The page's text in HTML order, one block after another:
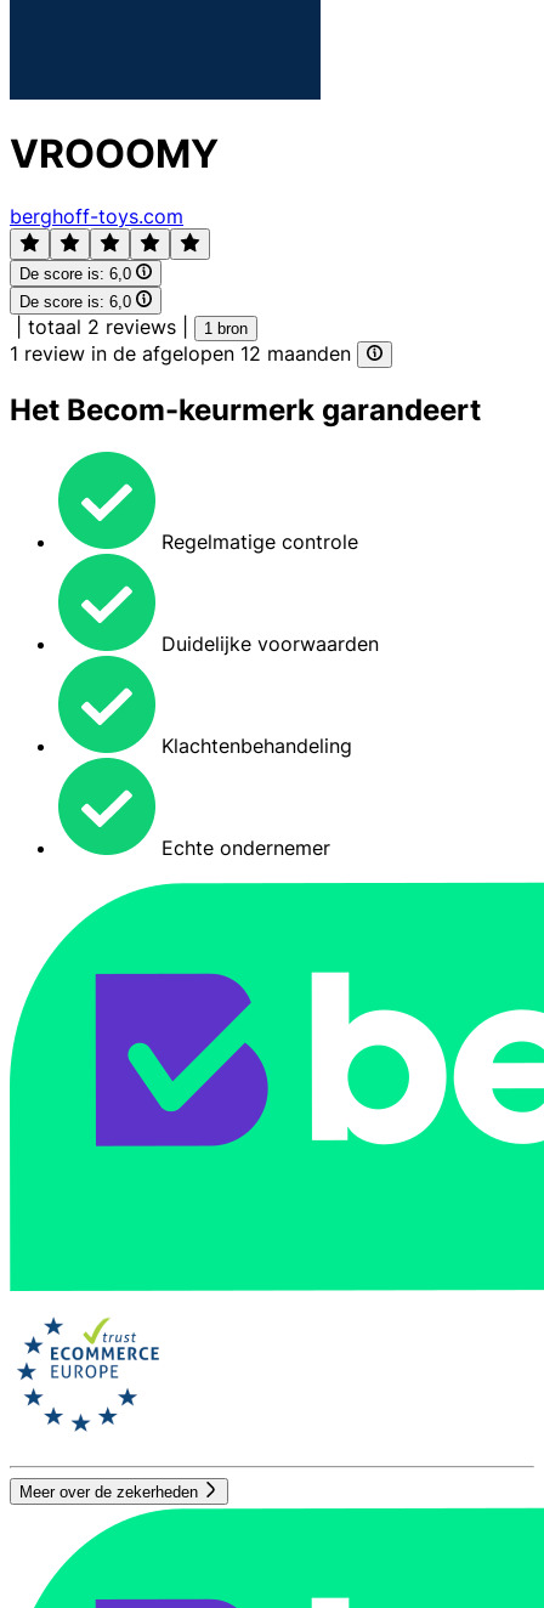
VROOOMY
berghoff-toys.com
De score is: 6,0
De score is: 6,0
totaal 2 reviews 1 bron
1 review in de afgelopen 12 maanden
Het Becom-keurmerk garandeert
Regelmatige controle
Duidelijke voorwaarden
Klachtenbehandeling
Echte ondernemer
Meer over de zekerheden